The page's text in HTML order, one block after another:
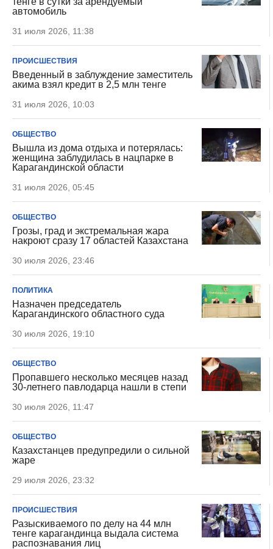
автомобиль
31 июля 2026, 11:38
ПРОИСШЕСТВИЯ
Введенный в заблуждение заместитель
акима взял кредит в 2,5 млн тенге
31 июля 2026, 10:03
ОБЩЕСТВО
Вышла из дома отдыха и потерялась:
женщина заблудилась в нацпарке в
Карагандинской области
31 июля 2026, 05:45
ОБЩЕСТВО
Грозы, град и экстремальная жара
накроют сразу 17 областей Казахстана
30 июля 2026, 23:46
ПОЛИТИКА
Назначен председатель
Карагандинского областного суда
30 июля 2026, 19:10
ОБЩЕСТВО
Пропавшего несколько месяцев назад
30-летнего павлодарца нашли в степи
30 июля 2026, 11:47
ОБЩЕСТВО
Казахстанцев предупредили о сильной
жаре
29 июля 2026, 23:32
ПРОИСШЕСТВИЯ
Разыскиваемого по делу на 44 млн
тенге карагандинца выдала система
распознавания лиц